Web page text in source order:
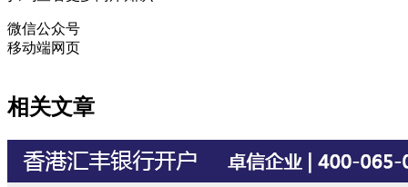
微信公众号
移动端网页
相关文章